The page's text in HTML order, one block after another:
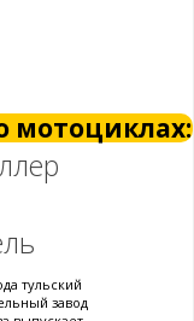
мотоциклах:
тульский
завод